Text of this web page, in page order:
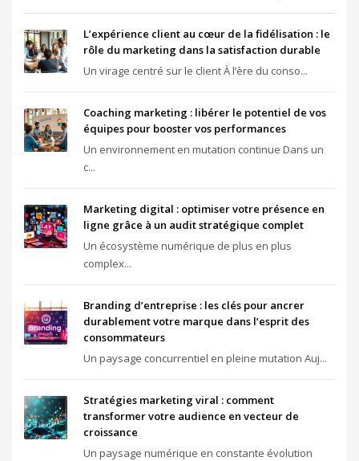
L’expérience client au cœur de la fidélisation : le
rôle du marketing dans la satisfaction durable
Un virage centré sur le client À l’ère du conso...
Coaching marketing : libérer le potentiel de vos
équipes pour booster vos performances
Un environnement en mutation continue Dans un
c...
Marketing digital : optimiser votre présence en
ligne grâce à un audit stratégique complet
Un écosystème numérique de plus en plus
complex...
Branding d’entreprise : les clés pour ancrer
durablement votre marque dans l’esprit des
consommateurs
Un paysage concurrentiel en pleine mutation Auj...
Stratégies marketing viral : comment
transformer votre audience en vecteur de
croissance
Un paysage numérique en constante évolution